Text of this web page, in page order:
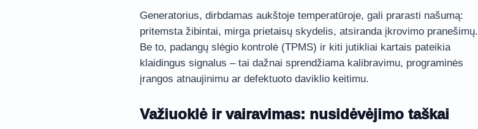
Generatorius, dirbdamas aukštoje temperatūroje, gali prarasti našumą:
pritemsta žibintai, mirga prietaisų skydelis, atsiranda įkrovimo pranešimų.
Be to, padangų slėgio kontrolė (TPMS) ir kiti jutikliai kartais pateikia
klaidingus signalus – tai dažnai sprendžiama kalibravimu, programinės
įrangos atnaujinimu ar defektuoto daviklio keitimu.
Važiuoklė ir vairavimas: nusidėvėjimo taškai